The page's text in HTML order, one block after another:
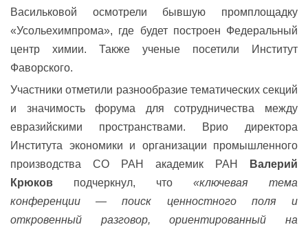
Васильковой осмотрели бывшую промплощадку
«Усольехимпрома», где будет построен Федеральный
центр химии. Также ученые посетили Институт
Фаворского.
Участники отметили разнообразие тематических секций
и значимость форума для сотрудничества между
евразийскими пространствами. Врио директора
Института экономики и организации промышленного
производства СО РАН академик РАН
Валерий
Крюков подчеркнул, что «ключевая тема
конференции — поиск ценностного поля и
откровенный разговор, ориентированный на